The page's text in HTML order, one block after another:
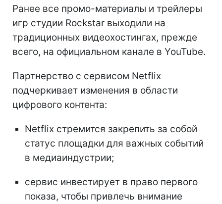
Ранее все промо-материалы и трейлеры
игр студии Rockstar выходили на
традиционных видеохостингах, прежде
всего, на официальном канале в YouTube.
Партнерство с сервисом Netflix
подчеркивает изменения в области
цифрового контента:
Netflix стремится закрепить за собой
статус площадки для важных событий
в медиаиндустрии;
сервис инвестирует в право первого
показа, чтобы привлечь внимание